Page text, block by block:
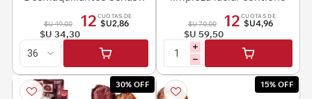
$U 49,00
$U 34,30
12 CUOTAS DE
$U2,86 $U 70,00
$U 59,50
12 CUOTAS DE
$U4,96
i
h
30% OFF 15% OFF